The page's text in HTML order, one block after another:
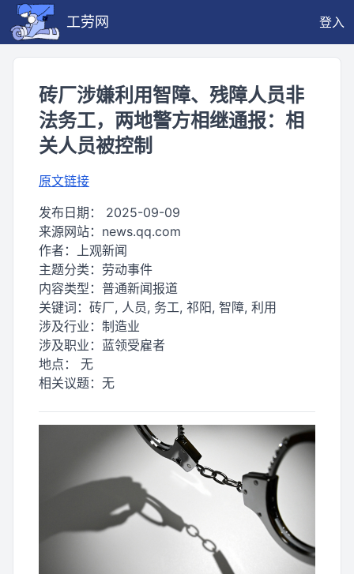
工劳网 登入
砖厂涉嫌利用智障、残障人员非
法务工，两地警方相继通报：相
关人员被控制
原文链接
发布日期： 2025-09-09
来源网站： news.qq.com
作者： 上观新闻
主题分类： 劳动事件
内容类型： 普通新闻报道
关键词： 砖厂, 人员, 务工, 祁阳, 智障, 利用
涉及行业： 制造业
涉及职业： 蓝领受雇者
地点： 无
相关议题： 无